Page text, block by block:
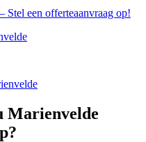
Stel een offerteaanvraag op!
Marienvelde